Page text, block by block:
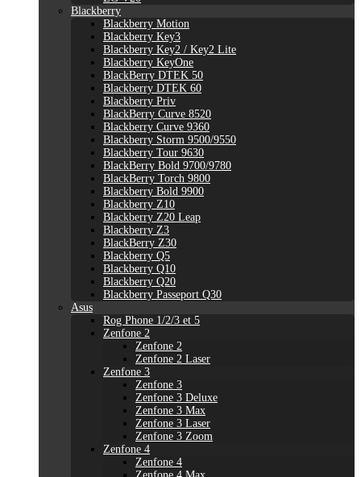
Blackberry
Blackberry Motion
Blackberry Key3
Blackberry Key2 / Key2 Lite
Blackberry KeyOne
BlackBerry DTEK 50
Blackberry DTEK 60
Blackberry Priv
BlackBerry Curve 8520
Blackberry Curve 9360
Blackberry Storm 9500/9550
Blackberry Tour 9630
BlackBerry Bold 9700/9780
BlackBerry Torch 9800
Blackberry Bold 9900
Blackberry Z10
Blackberry Z20 Leap
Blackberry Z3
BlackBerry Z30
Blackberry Q5
Blackberry Q10
Blackberry Q20
Blackberry Passeport Q30
Asus
Rog Phone 1/2/3 et 5
Zenfone 2
Zenfone 2
Zenfone 2 Laser
Zenfone 3
Zenfone 3
Zenfone 3 Deluxe
Zenfone 3 Max
Zenfone 3 Laser
Zenfone 3 Zoom
Zenfone 4
Zenfone 4